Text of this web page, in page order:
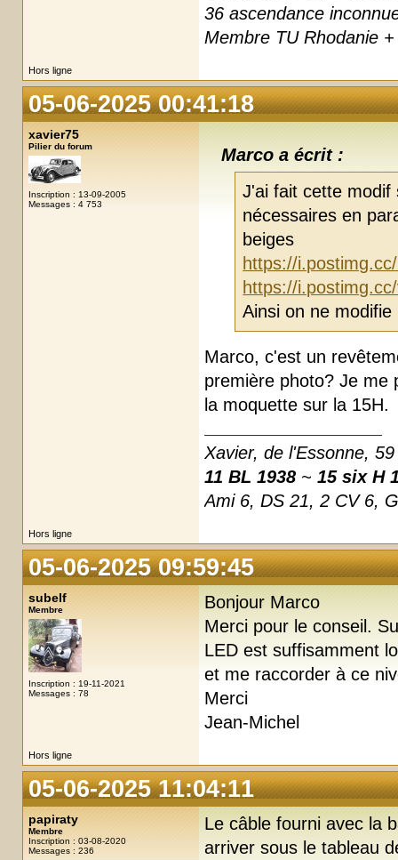
36 ascendance
Membre TU Rhodanie
Hors ligne
05-06-2025 00:41:18
xavier75
Pilier du forum
Inscription : 13-09-2005
Messages : 4 753
Marco a écrit :
J'ai fait cette modif
nécessaires en
beiges
https://
https://
Ainsi on ne
Marco, c'est un
première photo? Je me
la moquette sur la 15H.
Xavier, de l'Essonne,
11 BL 1938 ~ 15 six H
Ami 6, DS 21, 2 CV 6,
Hors ligne
05-06-2025 09:59:45
subelf
Membre
Inscription : 19-11-2021
Messages : 78
Bonjour Marco
Merci pour le conseil.
LED est suffisamment
et me raccorder à ce
Merci
Jean-Michel
Hors ligne
05-06-2025 11:04:11
papiraty
Membre
Inscription : 03-08-2020
Messages : 236
Le câble fourni avec la
arriver sous le tableau